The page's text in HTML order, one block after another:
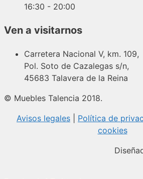
16:30 - 20:00
Ven a visitarnos
Carretera Nacional V, km. 109,
Pol. Soto de Cazalegas s/n,
45683 Talavera de la Reina
© Muebles Talencia 2018.
Avisos legales
Política de
cookies